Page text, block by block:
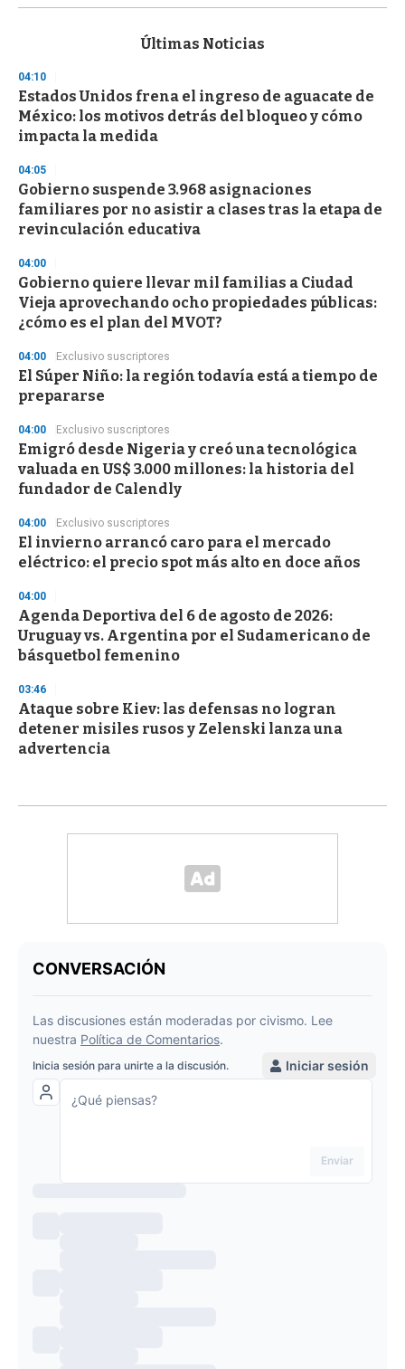
s
d
s
o
f
3
s
e
c
o
n
s
Últimas Noticias
04:10
Estados Unidos frena el ingreso de aguacate de
México: los motivos detrás del bloqueo y cómo
impacta la medida
04:05
Gobierno suspende 3.968 asignaciones
familiares por no asistir a clases tras la etapa de
revinculación educativa
04:00
Gobierno quiere llevar mil familias a Ciudad
Vieja aprovechando ocho propiedades públicas:
¿cómo es el plan del MVOT?
04:00 Exclusivo suscriptores
El Súper Niño: la región todavía está a tiempo de
prepararse
04:00 Exclusivo suscriptores
Emigró desde Nigeria y creó una tecnológica
valuada en US$ 3.000 millones: la historia del
fundador de Calendly
04:00 Exclusivo suscriptores
El invierno arrancó caro para el mercado
eléctrico: el precio spot más alto en doce años
04:00
Agenda Deportiva del 6 de agosto de 2026:
Uruguay vs. Argentina por el Sudamericano de
básquetbol femenino
03:46
Ataque sobre Kiev: las defensas no logran
detener misiles rusos y Zelenski lanza una
advertencia